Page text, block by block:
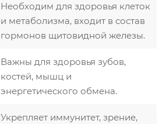
Необходим для здоровья клеток
и метаболизма, входит в состав
гормонов щитовидной железы.
Важны для здоровья зубов,
костей, мышц и
энергетического обмена.
Укрепляет иммунитет, зрение,